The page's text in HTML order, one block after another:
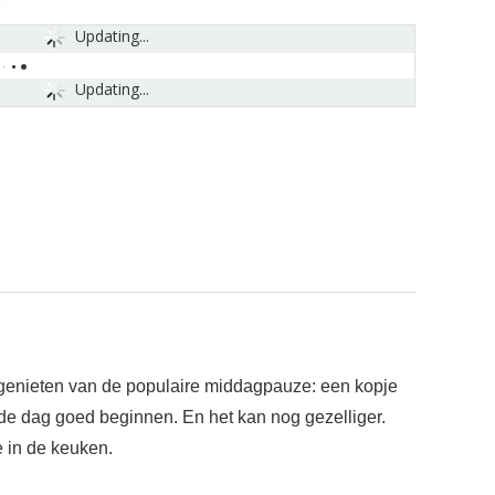
Updating...
Updating...
van de populaire middagpauze: een kopje
dag goed beginnen. En het kan nog gezelliger.
in de keuken.